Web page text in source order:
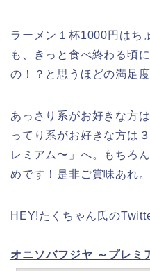
ラーメン１杯1000円はち
も、きっと食べ終わる頃
の！？と思うほどの満足度
あっさり系がお好きな方
ってり系がお好きな方は
レミアム〜」へ。もちろ
めです！是非ご賞味あれ。
HEY!たくちゃん氏の
オニソバフジヤ ～プレミ